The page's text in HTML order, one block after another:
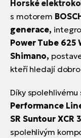
Horské
s motorem
generace,
Power Tube 625
Shimano,
kteří hledají
Díky
Performance
SR Suntour XCR
spolehlivým